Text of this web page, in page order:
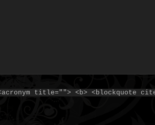
title=""> <b> <blockquote